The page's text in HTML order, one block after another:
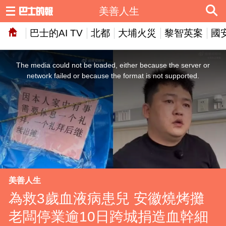
巴士的AI TV 北都 大埔火災 黎智英案 國
美善人生
The media could not be loaded, either because the server or
network failed or because the format is not supported.
美善人生
為救3歲血液病患兒 安徽燒烤攤
老闆停業逾10日跨城捐造血幹細